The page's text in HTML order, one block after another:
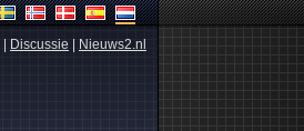
Discussie Nieuws2.nl